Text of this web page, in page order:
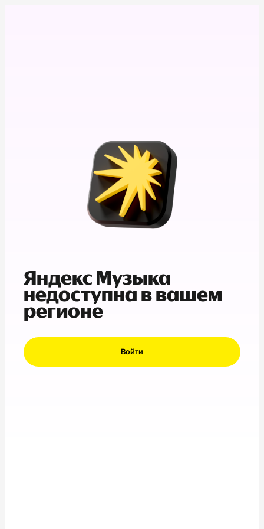
Яндекс Музыка
недоступна в вашем
регионе
Войти